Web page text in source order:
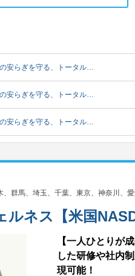
安らぎを守る、トータル…
安らぎを守る、トータル…
安らぎを守る、トータル…
、群馬、埼玉、千葉、東京、神奈川、
ネス【米国
【一人ひとりが
した研修や社内
現可能！